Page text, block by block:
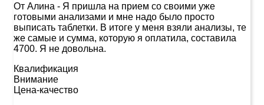
От Алина - Я пришла на прием со своими уже
готовыми анализами и мне надо было просто
выписать таблетки. В итоге у меня взяли анализы, те
же самые и сумма, которую я оплатила, составила
4700. Я не довольна.
Квалификация
Внимание
Цена-качество